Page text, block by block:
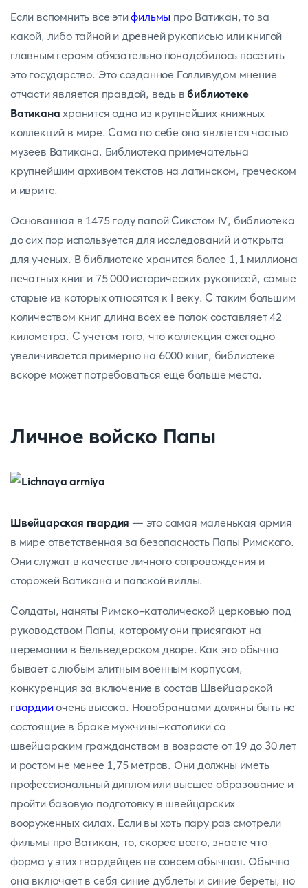
Если вспомнить все этифильмы про Ватикан, то за
какой, либо тайной и древней рукописью или книгой
главным героям обязательно понадобилось посетить
это государство. Это созданное Голливудом мнение
отчасти является правдой, ведь вбиблиотеке
Ватиканахранится одна из крупнейших книжных
коллекций в мире. Сама по себе она является частью
музеев Ватикана. Библиотека примечательна
крупнейшим архивом текстов на латинском, греческом
и иврите.
Основанная в 1475 году папой Сикстом IV, библиотека
до сих пор используется для исследований и открыта
для ученых. В библиотеке хранится более 1,1 миллиона
печатных книг и 75 000 исторических рукописей, самые
старые из которых относятся к I веку. С таким большим
количеством книг длина всех ее полок составляет 42
километра. С учетом того, что коллекция ежегодно
увеличивается примерно на 6000 книг, библиотеке
вскоре может потребоваться еще больше места.
Личное войско Папы
Швейцарская гвардия — это самая маленькая армия
в мире ответственная за безопасность Папы Римского.
Они служат в качестве личного сопровождения и
сторожей Ватикана и папской виллы.
Солдаты, наняты Римско-католической церковью под
руководством Папы, которому они присягают на
церемонии в Бельведерском дворе. Как это обычно
бывает с любым элитным военным корпусом,
конкуренция за включение в состав Швейцарской
гвардииочень высока. Новобранцами должны быть не
состоящие в браке мужчины-католики со
швейцарским гражданством в возрасте от 19 до 30 лет
и ростом не менее 1,75 метров. Они должны иметь
профессиональный диплом или высшее образование и
пройти базовую подготовку в швейцарских
вооруженных силах. Если вы хоть пару раз смотрели
фильмы про Ватикан, то, скорее всего, знаете что
форма у этих гвардейцев не совсем обычная. Обычно
она включает в себя синие дублеты и синие береты, но